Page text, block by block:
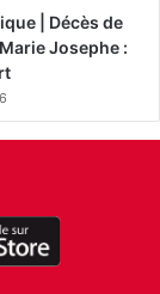
| Décès de
Josephe :